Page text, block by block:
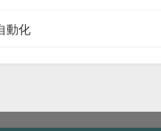
動化